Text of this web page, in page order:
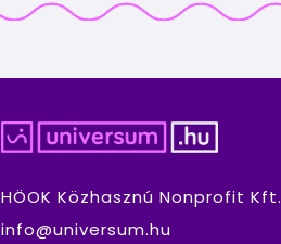
HÖOK Közhasznú Nonprofit Kft.
info@universum.hu